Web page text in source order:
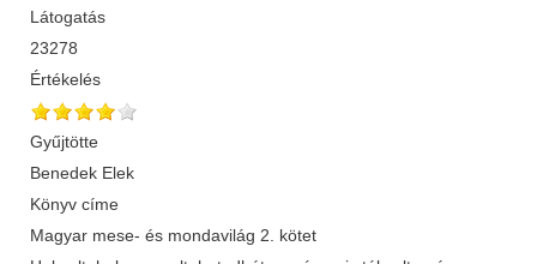
Látogatás
23278
Értékelés
Gyűjtötte
Benedek Elek
Könyv címe
Magyar mese- és mondavilág 2. kötet